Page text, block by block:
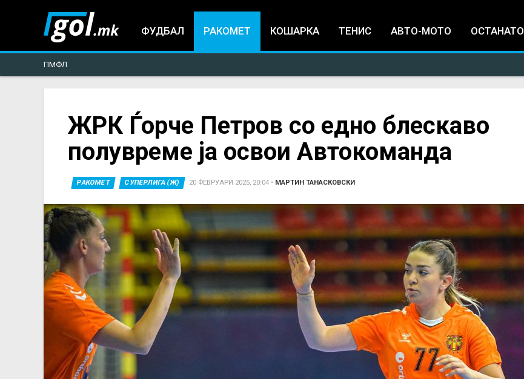
ФУДБАЛ РАКОМЕТ КОШАРКА ТЕНИС АВТО-МОТО ОСТАНАТО
ПМФЛ
You
here
ЖРК Ѓорче Петров со едно блескаво
полувреме ја освои Автокоманда
РАКОМЕТ СУПЕРЛИГА (Ж) 20 ФЕВРУАРИ 2025, 20:04 • МАРТИН ТАНАСКОВСКИ